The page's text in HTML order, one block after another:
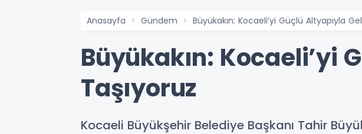
Anasayfa Gündem Büyükakın: Kocaeli’yi Güçlü Altyapıyla
Büyükakın: Kocaeli’yi
Taşıyoruz
Kocaeli Büyükşehir Belediye Başkanı Tahir